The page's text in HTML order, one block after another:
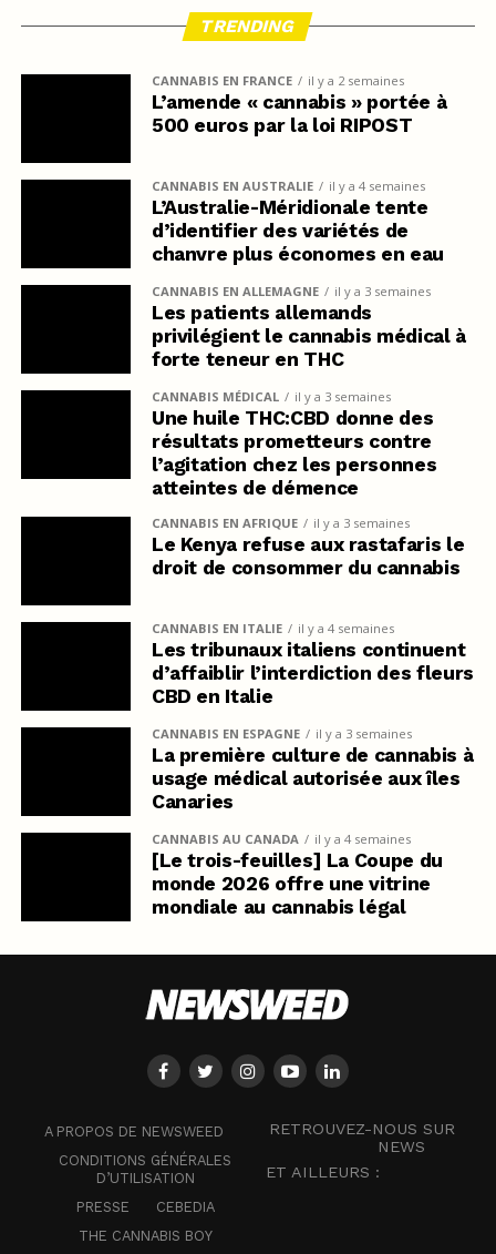
TRENDING
CANNABIS EN FRANCE il y a 2 semaines
L’amende « cannabis » portée à
500 euros par la loi RIPOST
CANNABIS EN AUSTRALIE il y a 4 semaines
L’Australie-Méridionale tente
d’identifier des variétés de
chanvre plus économes en eau
CANNABIS EN ALLEMAGNE il y a 3 semaines
Les patients allemands
privilégient le cannabis médical à
forte teneur en THC
CANNABIS MÉDICAL il y a 3 semaines
Une huile THC:CBD donne des
résultats prometteurs contre
l’agitation chez les personnes
atteintes de démence
CANNABIS EN AFRIQUE il y a 3 semaines
Le Kenya refuse aux rastafaris le
droit de consommer du cannabis
CANNABIS EN ITALIE il y a 4 semaines
Les tribunaux italiens continuent
d’affaiblir l’interdiction des fleurs
CBD en Italie
CANNABIS EN ESPAGNE il y a 3 semaines
La première culture de cannabis à
usage médical autorisée aux îles
Canaries
CANNABIS AU CANADA il y a 4 semaines
[Le trois-feuilles] La Coupe du
monde 2026 offre une vitrine
mondiale au cannabis légal
A PROPOS DE NEWSWEED
CONDITIONS GÉNÉRALES
D’UTILISATION
PRESSE
CEBEDIA
THE CANNABIS BOY
RETROUVEZ-NOUS SUR
NEWS
ET AILLEURS :